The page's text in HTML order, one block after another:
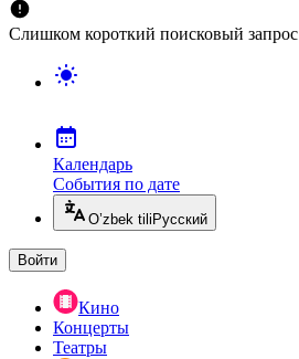
Слишком короткий поисковый запрос
Календарь
События по дате
O’zbek tili Русский
Войти
Кино
Концерты
Театры